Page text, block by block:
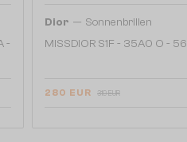
-
Dior — Sonnenbrillen
MISSDIOR S1F - 35A0 O - 56
280 EUR 319 EUR